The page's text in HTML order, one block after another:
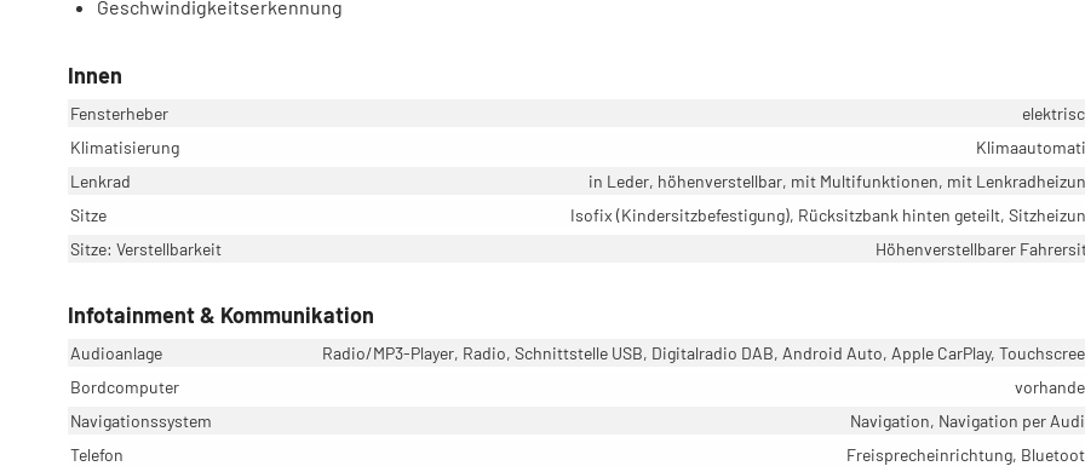
Geschwindigkeitserkennung
Innen
Fensterheber
Klimatisierung
Lenkrad
in Leder, höhenverstellbar, mit Multifunktionen, mit
Sitze
Isofix (Kindersitzbefestigung), Rücksitzbank hinten geteilt,
Sitze: Verstellbarkeit
Höhenverstellbarer
Infotainment & Kommunikation
Audioanlage
Radio/MP3-Player, Radio, Schnittstelle USB, Digitalradio DAB, Android Auto, Apple CarPlay,
Bordcomputer
Navigationssystem
Navigation, Navigation per
Telefon
Freisprecheinrichtung,